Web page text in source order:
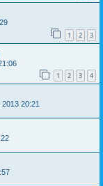
1 2 3
1 2 3 4
2013 20:21